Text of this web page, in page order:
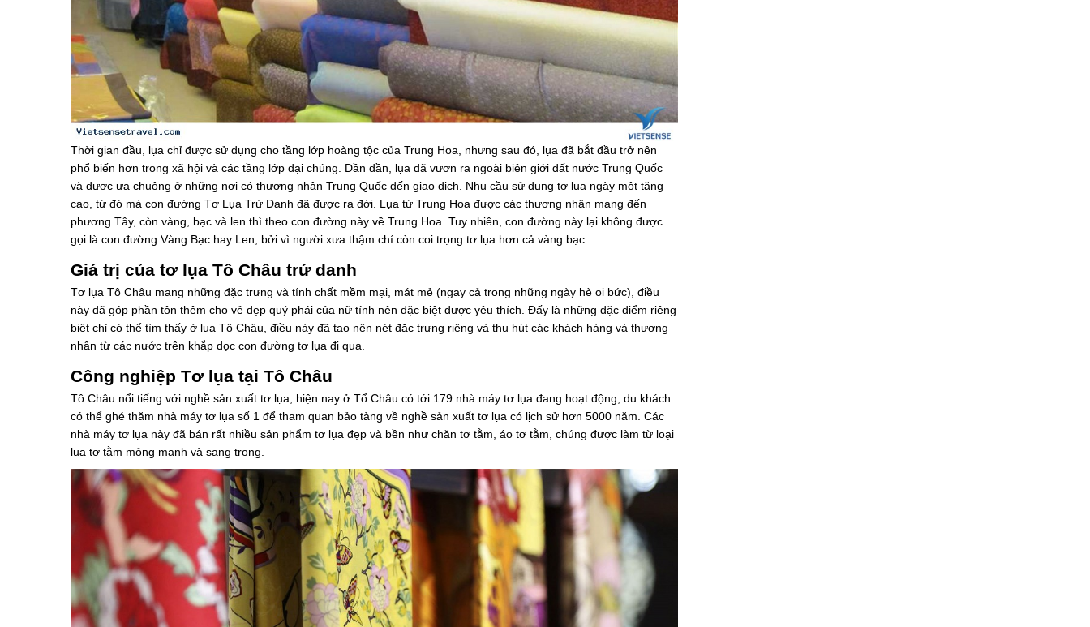
Thời gian đầu, lụa chỉ được sử dụng cho tầng lớp hoàng tộc của Trung Hoa, nhưng sau đó, lụa đã bắt đầu trở nên
phổ biến hơn trong xã hội và các tầng lớp đại chúng. Dần dần, lụa đã vươn ra ngoài biên giới đất nước Trung Quốc
và được ưa chuộng ở những nơi có thương nhân Trung Quốc đến giao dịch. Nhu cầu sử dụng tơ lụa ngày một tăng
cao, từ đó mà con đường Tơ Lụa Trứ Danh đã được ra đời. Lụa từ Trung Hoa được các thương nhân mang đến
phương Tây, còn vàng, bạc và len thì theo con đường này về Trung Hoa. Tuy nhiên, con đường này lại không được
gọi là con đường Vàng Bạc hay Len, bởi vì người xưa thậm chí còn coi trọng tơ lụa hơn cả vàng bạc.
Giá trị của tơ lụa Tô Châu trứ danh
Tơ lụa Tô Châu mang những đặc trưng và tính chất mềm mại, mát mẻ (ngay cả trong những ngày hè oi bức), điều
này đã góp phần tôn thêm cho vẻ đẹp quý phái của nữ tính nên đặc biệt được yêu thích. Đấy là những đặc điểm riêng
biệt chỉ có thể tìm thấy ở lụa Tô Châu, điều này đã tạo nên nét đặc trưng riêng và thu hút các khách hàng và thương
nhân từ các nước trên khắp dọc con đường tơ lụa đi qua.
Công nghiệp Tơ lụa tại Tô Châu
Tô Châu nổi tiếng với nghề sản xuất tơ lụa, hiện nay ở Tổ Châu có tới 179 nhà máy tơ lụa đang hoạt động, du khách
có thể ghé thăm nhà máy tơ lụa số 1 để tham quan bảo tàng về nghề sản xuất tơ lụa có lịch sử hơn 5000 năm. Các
nhà máy tơ lụa này đã bán rất nhiều sản phẩm tơ lụa đẹp và bền như chăn tơ tằm, áo tơ tằm, chúng được làm từ loại
lụa tơ tằm mỏng manh và sang trọng.